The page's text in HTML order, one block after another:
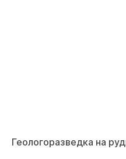
Геологоразведка на